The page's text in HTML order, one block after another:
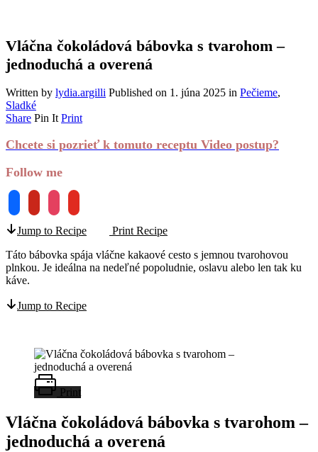
Vláčna čokoládová bábovka s tvarohom –
jednoduchá a overená
Written by lydia.argilli Published on 1. júna 2025 in Pečieme,
Sladké
Share Pin It Print
Chcete si pozrieť k tomuto receptu Video postup?
Follow me
Jump to Recipe
Print Recipe
Táto bábovka spája vláčne kakaové cesto s jemnou tvarohovou
plnkou. Je ideálna na nedeľné popoludnie, oslavu alebo len tak ku
káve.
Jump to Recipe
Print
Vláčna čokoládová bábovka s tvarohom –
jednoduchá a overená